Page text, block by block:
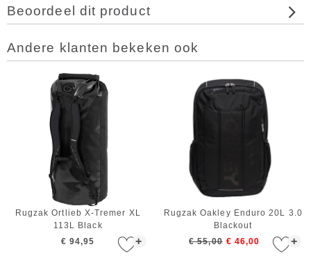
Beoordeel dit product
Andere klanten bekeken ook
+
Rugzak Ortlieb X-Tremer XL
113L Black
€ 94,95
+
Rugzak Oakley Enduro 20L 3.0
Blackout
€ 55,00 € 46,00